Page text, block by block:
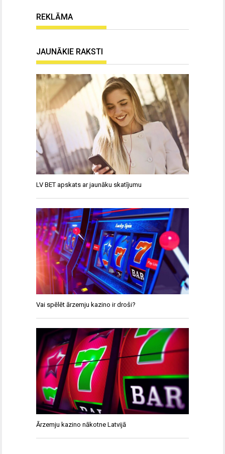
REKLĀMA
JAUNĀKIE RAKSTI
LV BET apskats ar jaunāku skatījumu
Vai spēlēt ārzemju kazino ir droši?
Ārzemju kazino nākotne Latvijā